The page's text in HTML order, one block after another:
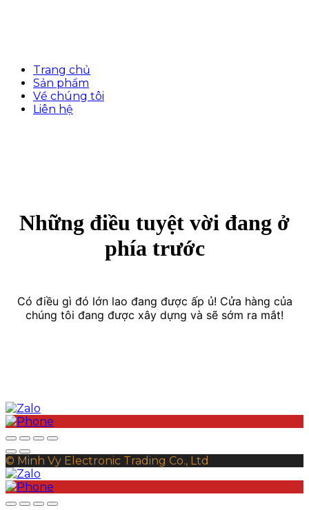
Trang chủ
Sản phẩm
Về chúng tôi
Liên hệ
Những điều tuyệt vời đang ở
phía trước
Có điều gì đó lớn lao đang được ấp ủ! Cửa hàng của
chúng tôi đang được xây dựng và sẽ sớm ra mắt!
© Minh Vy Electronic Trading Co., Ltd